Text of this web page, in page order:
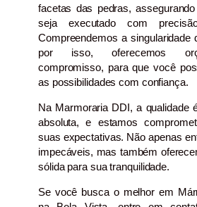
facetas das pedras,
seja executado com
Compreendemos a singularidade
por isso, oferecemos
compromisso, para que você
as possibilidades com confiança.
Na Marmoraria DDI, a qualidade
absoluta, e estamos
suas expectativas. Não apenas
impecáveis, mas também
sólida para sua tranquilidade.
Se você busca o melhor em